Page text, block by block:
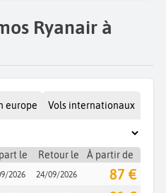
Ryanair à
europe Vols internationaux
le Retour le À partir de
2026 24/09/2026 87 €